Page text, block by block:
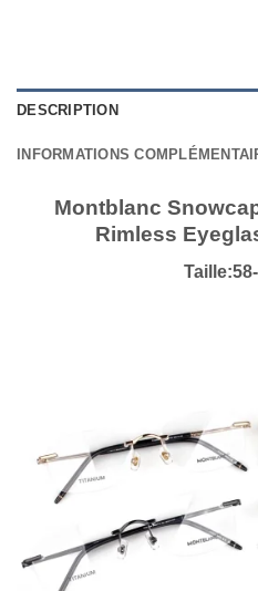
DESCRIPTION
INFORMATIONS
Montblanc
Rimless